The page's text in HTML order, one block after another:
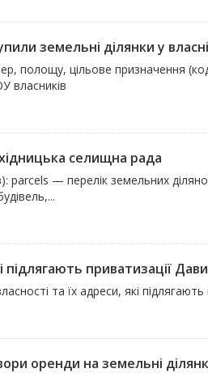
земельні ділянки у
полощу, цільове призначення
власників
селищна рада
parcels — перелік земельних
підлягають приватизації
та їх адреси, які підлягають
оренди на земельні